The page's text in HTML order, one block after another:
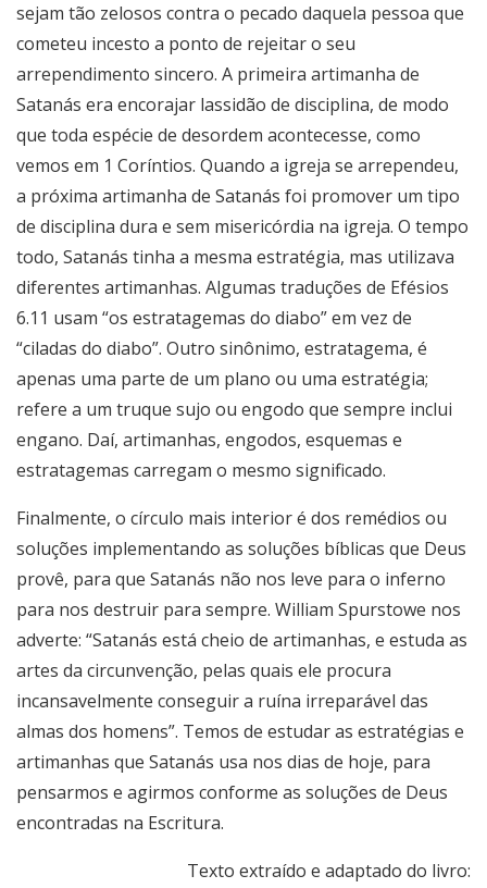
sejam tão zelosos contra o pecado daquela pessoa que
cometeu incesto a ponto de rejeitar o seu
arrependimento sincero. A primeira artimanha de
Satanás era encorajar lassidão de disciplina, de modo
que toda espécie de desordem acontecesse, como
vemos em 1 Coríntios. Quando a igreja se arrependeu,
a próxima artimanha de Satanás foi promover um tipo
de disciplina dura e sem misericórdia na igreja. O tempo
todo, Satanás tinha a mesma estratégia, mas utilizava
diferentes artimanhas. Algumas traduções de Efésios
6.11 usam “os estratagemas do diabo” em vez de
“ciladas do diabo”. Outro sinônimo, estratagema, é
apenas uma parte de um plano ou uma estratégia;
refere a um truque sujo ou engodo que sempre inclui
engano. Daí, artimanhas, engodos, esquemas e
estratagemas carregam o mesmo significado.
Finalmente, o círculo mais interior é dos remédios ou
soluções implementando as soluções bíblicas que Deus
provê, para que Satanás não nos leve para o inferno
para nos destruir para sempre. William Spurstowe nos
adverte: “Satanás está cheio de artimanhas, e estuda as
artes da circunvenção, pelas quais ele procura
incansavelmente conseguir a ruína irreparável das
almas dos homens”. Temos de estudar as estratégias e
artimanhas que Satanás usa nos dias de hoje, para
pensarmos e agirmos conforme as soluções de Deus
encontradas na Escritura.
Texto extraído e adaptado do livro: